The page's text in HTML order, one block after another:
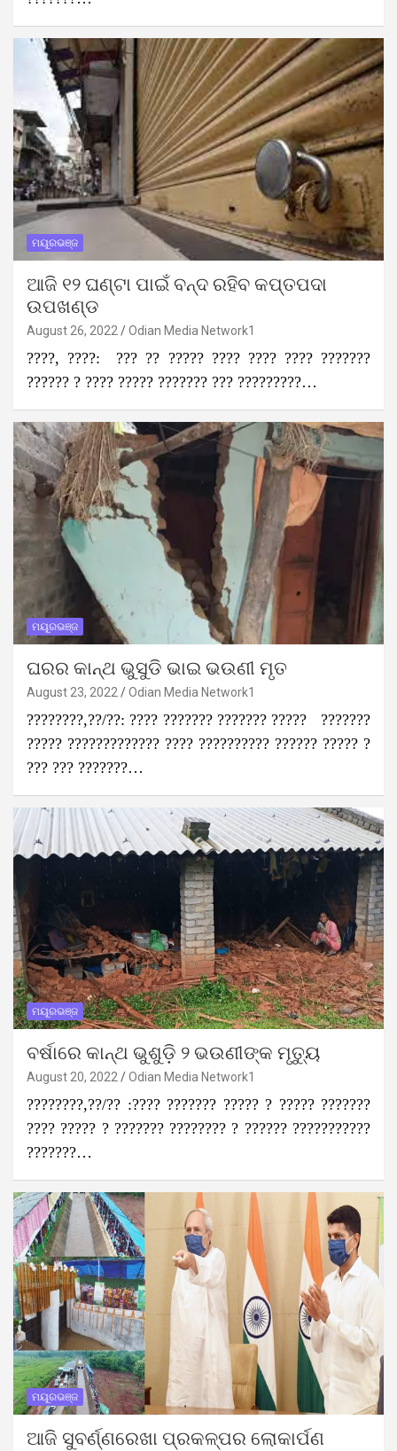
ମୟୂରଭଞ୍ଜ
ଆଜି ୧୨ ଘଣ୍ଟା ପାଇଁ ବନ୍ଦ ରହିବ କପ୍ତପଦା
ଉପଖଣ୍ଡ
August 26, 2022 Odian Media Network1
????, ????: ??? ?? ????? ???? ???? ???? ???????
?????? ? ???? ????? ??????? ??? ?????????…
ମୟୂରଭଞ୍ଜ
ଘରର କାନ୍ଥ ଭୁସୁଡି ଭାଇ ଭଉଣୀ ମୃତ
August 23, 2022 Odian Media Network1
????????,??/??: ???? ??????? ??????? ????? ???????
????? ????????????? ???? ?????????? ?????? ????? ?
??? ??? ???????…
ମୟୂରଭଞ୍ଜ
ବର୍ଷାରେ କାନ୍ଥ ଭୁଶୁଡ଼ି ୨ ଭଉଣୀଙ୍କ ମୃତ୍ୟୁ
August 20, 2022 Odian Media Network1
????????,??/?? :???? ??????? ????? ? ????? ???????
???? ????? ? ??????? ???????? ? ?????? ???????????
???????…
ମୟୂରଭଞ୍ଜ
ଆଜି ସୁବର୍ଣ୍ଣରେଖା ପ୍ରକଳ୍ପର ଲୋକାର୍ପଣ